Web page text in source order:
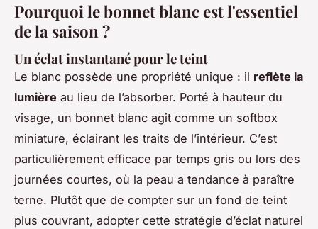
Pourquoi le bonnet blanc est l'essentiel
de la saison ?
Un éclat instantané pour le teint
Le blanc possède une propriété unique : il reflète la
lumière au lieu de l’absorber. Porté à hauteur du
visage, un bonnet blanc agit comme un softbox
miniature, éclairant les traits de l’intérieur. C’est
particulièrement efficace par temps gris ou lors des
journées courtes, où la peau a tendance à paraître
terne. Plutôt que de compter sur un fond de teint
plus couvrant, adopter cette stratégie d’éclat naturel